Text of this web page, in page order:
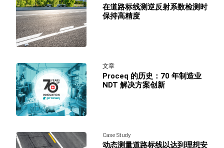
在道路标线测逆反射系数检测时
保持高精度
文章
Proceq 的历史：70 年制造业
NDT 解决方案创新
Case Study
动态测量道路标线以达到理想安